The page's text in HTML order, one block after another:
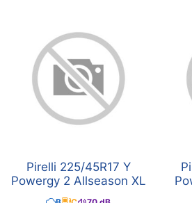
Pirelli 225/45R17 Y
Powergy 2 Allseason XL